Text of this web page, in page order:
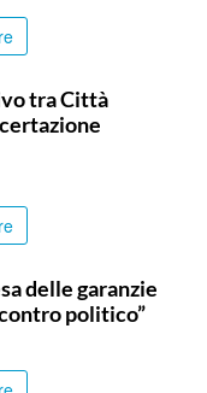
tra Città
delle garanzie
politico”